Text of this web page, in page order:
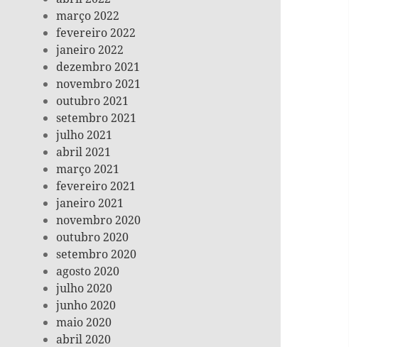
março 2022
fevereiro 2022
janeiro 2022
dezembro 2021
novembro 2021
outubro 2021
setembro 2021
julho 2021
abril 2021
março 2021
fevereiro 2021
janeiro 2021
novembro 2020
outubro 2020
setembro 2020
agosto 2020
julho 2020
junho 2020
maio 2020
abril 2020